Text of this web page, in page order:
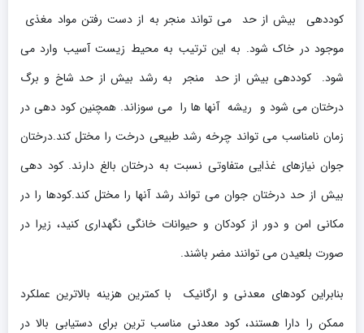
کوددهی بیش از حد می تواند منجر به از دست رفتن مواد مغذی
موجود در خاک شود. به این ترتیب به محیط زیست آسیب وارد می
شود. کوددهی بیش از حد منجر به رشد بیش از حد شاخ و برگ
درختان می شود و ریشه آنها ها را می سوزاند. همچنین کود دهی در
زمان نامناسب می تواند چرخه رشد طبیعی درخت را مختل کند.درختان
جوان نیازهای غذایی متفاوتی نسبت به درختان بالغ دارند. کود دهی
بیش از حد درختان جوان می تواند رشد آنها را مختل کند.کودها را در
مکانی امن و دور از کودکان و حیوانات خانگی نگهداری کنید، زیرا در
صورت بلعیدن می توانند مضر باشند.
بنابراین کودهای معدنی و ارگانیک با کمترین هزینه بالاترین عملکرد
ممکن را دارا هستند، کود معدنی مناسب ترین برای دستیابی بالا در